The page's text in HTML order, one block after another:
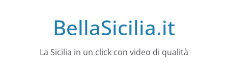
BellaSicilia.it
La Sicilia in un click con video di qualità